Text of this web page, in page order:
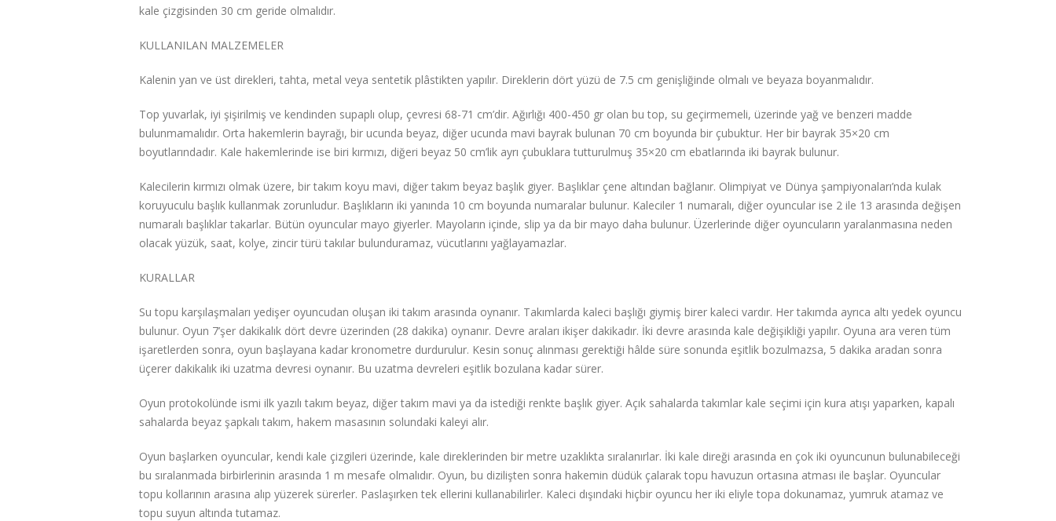
kale çizgisinden 30 cm geride olmalıdır.
KULLANILAN MALZEMELER
Kalenin yan ve üst direkleri, tahta, metal veya sentetik plâstikten yapılır. Direklerin dört yüzü de 7.5 cm genişliğinde olmalı ve beyaza boyanmalıdır.
Top yuvarlak, iyi şişirilmiş ve kendinden supaplı olup, çevresi 68-71 cm’dir. Ağırlığı 400-450 gr olan bu top, su geçirmemeli, üzerinde yağ ve benzeri madde
bulunmamalıdır. Orta hakemlerin bayrağı, bir ucunda beyaz, diğer ucunda mavi bayrak bulunan 70 cm boyunda bir çubuktur. Her bir bayrak 35×20 cm
boyutlarındadır. Kale hakemlerinde ise biri kırmızı, diğeri beyaz 50 cm’lik ayrı çubuklara tutturulmuş 35×20 cm ebatlarında iki bayrak bulunur.
Kalecilerin kırmızı olmak üzere, bir takım koyu mavi, diğer takım beyaz başlık giyer. Başlıklar çene altından bağlanır. Olimpiyat ve Dünya şampiyonaları’nda kulak
koruyuculu başlık kullanmak zorunludur. Başlıkların iki yanında 10 cm boyunda numaralar bulunur. Kaleciler 1 numaralı, diğer oyuncular ise 2 ile 13 arasında değişen
numaralı başlıklar takarlar. Bütün oyuncular mayo giyerler. Mayoların içinde, slip ya da bir mayo daha bulunur. Üzerlerinde diğer oyuncuların yaralanmasına neden
olacak yüzük, saat, kolye, zincir türü takılar bulunduramaz, vücutlarını yağlayamazlar.
KURALLAR
Su topu karşılaşmaları yedişer oyuncudan oluşan iki takım arasında oynanır. Takımlarda kaleci başlığı giymiş birer kaleci vardır. Her takımda ayrıca altı yedek oyuncu
bulunur. Oyun 7’şer dakikalık dört devre üzerinden (28 dakika) oynanır. Devre araları ikişer dakikadır. İki devre arasında kale değişikliği yapılır. Oyuna ara veren tüm
işaretlerden sonra, oyun başlayana kadar kronometre durdurulur. Kesin sonuç alınması gerektiği hâlde süre sonunda eşitlik bozulmazsa, 5 dakika aradan sonra
üçerer dakikalık iki uzatma devresi oynanır. Bu uzatma devreleri eşitlik bozulana kadar sürer.
Oyun protokolünde ismi ilk yazılı takım beyaz, diğer takım mavi ya da istediği renkte başlık giyer. Açık sahalarda takımlar kale seçimi için kura atışı yaparken, kapalı
sahalarda beyaz şapkalı takım, hakem masasının solundaki kaleyi alır.
Oyun başlarken oyuncular, kendi kale çizgileri üzerinde, kale direklerinden bir metre uzaklıkta sıralanırlar. İki kale direği arasında en çok iki oyuncunun bulunabileceği
bu sıralanmada birbirlerinin arasında 1 m mesafe olmalıdır. Oyun, bu dizilişten sonra hakemin düdük çalarak topu havuzun ortasına atması ile başlar. Oyuncular
topu kollarının arasına alıp yüzerek sürerler. Paslaşırken tek ellerini kullanabilirler. Kaleci dışındaki hiçbir oyuncu her iki eliyle topa dokunamaz, yumruk atamaz ve
topu suyun altında tutamaz.